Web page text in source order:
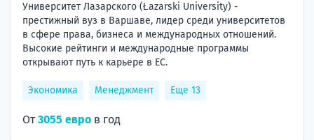
Университет Лазарского (Łazarski University) -
престижный вуз в Варшаве, лидер среди университетов
в сфере права, бизнеса и международных отношений.
Высокие рейтинги и международные программы
открывают путь к карьере в ЕС.
Экономика Менеджмент Еще 13
От3055 евро в год